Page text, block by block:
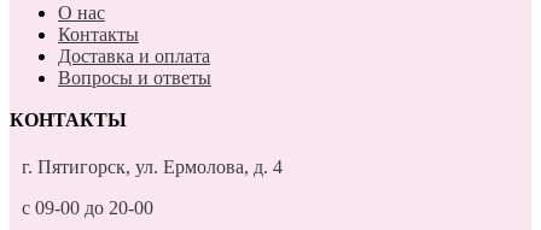
О нас
Контакты
Доставка и оплата
Вопросы и ответы
КОНТАКТЫ
г. Пятигорск, ул. Ермолова, д. 4
с 09-00 до 20-00